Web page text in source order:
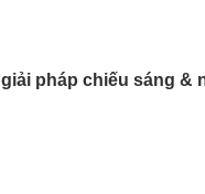
giải pháp chiếu sáng &